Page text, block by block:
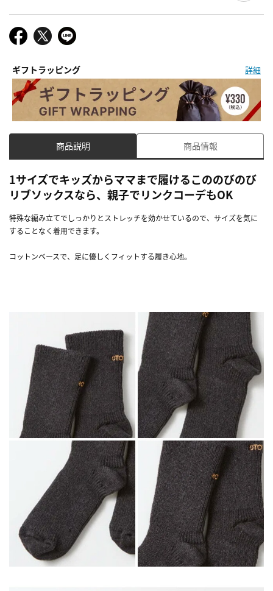
ギフトラッピング 詳細
商品説明 商品情報
1サイズでキッズからママまで履けるこののびのび
リブソックスなら、親子でリンクコーデもOK
特殊な編み立てでしっかりとストレッチを効かせているので、サイズを気に
することなく着用できます。
コットンベースで、足に優しくフィットする履き心地。